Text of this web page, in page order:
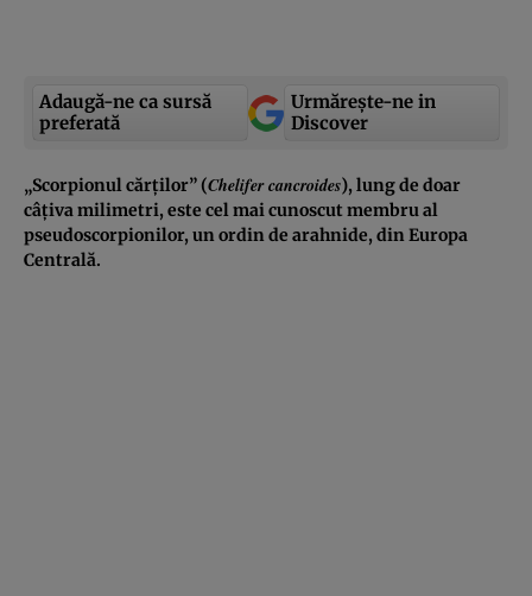
Adaugă-ne ca sursă
preferată
Urmărește-ne in
Discover
„Scorpionul cărților” (Chelifer cancroides), lung de doar
câțiva milimetri, este cel mai cunoscut membru al
pseudoscorpionilor, un ordin de arahnide, din Europa
Centrală.